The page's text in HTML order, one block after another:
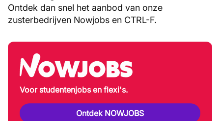
Ontdek dan snel het aanbod van onze
zusterbedrijven Nowjobs en CTRL-F.
Voor studentenjobs en flexi's.
Ontdek NOWJOBS